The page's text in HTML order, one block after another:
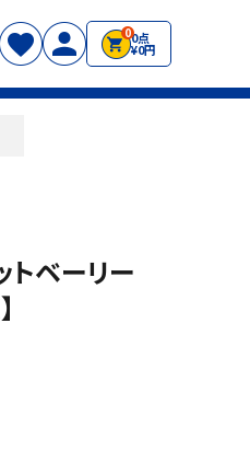
00点
¥0円
トベーリー